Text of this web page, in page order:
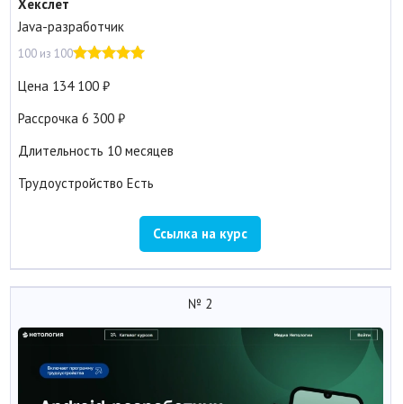
Хекслет
Java-разработчик
100 из 100
Цена 134 100
Рассрочка 6 300
Длительность 10 месяцев
Трудоустройство Есть
Ссылка на курс
№ 2